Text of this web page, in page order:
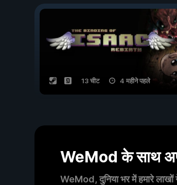
13 चीट 4 महीने पहले
WeMod के साथ
WeMod, दुनिया भर में हमारे